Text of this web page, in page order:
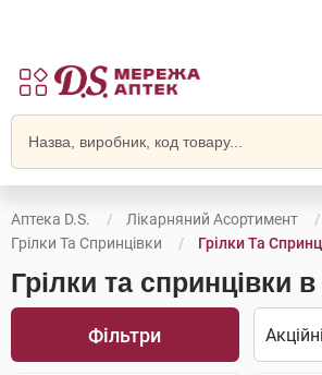
Аптека D.S.
Лікарняний Асортимент
Грілки Та Спринцівки
Грілки Та
Грілки та спринцівки
Фільтри